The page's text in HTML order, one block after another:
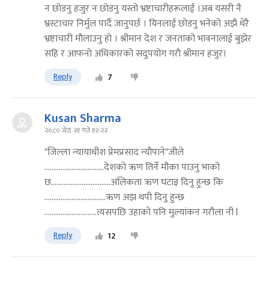
न छाेडनु हजुर न छाेडनु यस्तो भ्रष्टाचारीहरूलाई ।अब यसरी नै
भ्रस्टाचार निर्मुल पार्दै जानुपर्छ । यिनलाई छाेडनु भनेकाे अझै धेरै
भ्रष्टाचारी माैलाउनु हाे । श्रीमान देश र जनताको भावनालाई बुझेर
सहि र आफनाे अधिकारकाे सदुपयोग गराै श्रीमान हजुर।
Reply 7
Kusan Sharma
२०८० जेठ २१ गते १२:२२
"जिल्ला न्यायाधीश प्रेमप्रसाद न्यौपाने"जीले
.................................देशको ऋण तिर्ने मौका पाउनु भाको
छ.................................अलिकता ऋण घटाइ दिनु हुन्छ कि
..................................ऋण अझ थपी दिनु हुन्छ
.............................त्यसपछि उहाको पनि मुल्यांकन गरौला नी l
Reply 12